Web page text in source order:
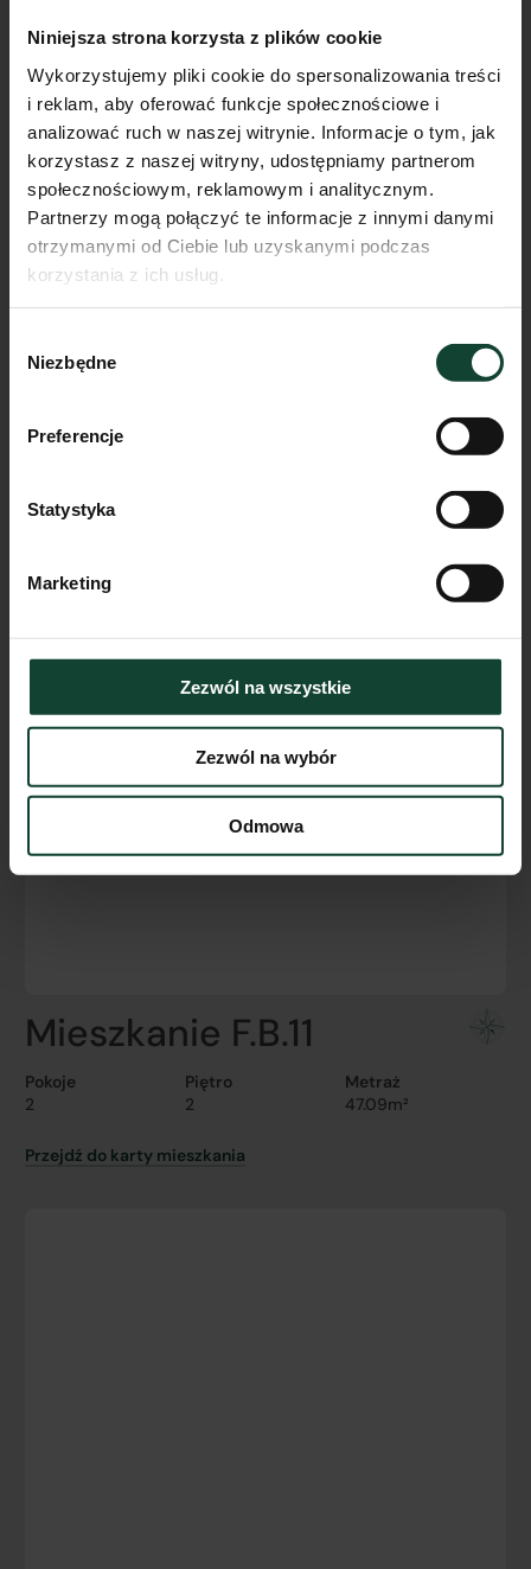
Niniejsza strona korzysta z plików cookie
Wykorzystujemy pliki cookie do spersonalizowania treści
i reklam, aby oferować funkcje społecznościowe i
analizować ruch w naszej witrynie. Informacje o tym, jak
korzystasz z naszej witryny, udostępniamy partnerom
społecznościowym, reklamowym i analitycznym.
Partnerzy mogą połączyć te informacje z innymi danymi
otrzymanymi od Ciebie lub uzyskanymi podczas
korzystania z ich usług.
zgody
Niezbędne
Preferencje
Statystyka
Marketing
Zezwól na wszystkie
Zezwól na wybór
Odmowa
Mieszkanie E.A.13
Pokoje
Przejdź do karty mieszkania
Mieszkanie F.B.11
Pokoje
2
Piętro
2
Metraż
47.09m²
Przejdź do karty mieszkania